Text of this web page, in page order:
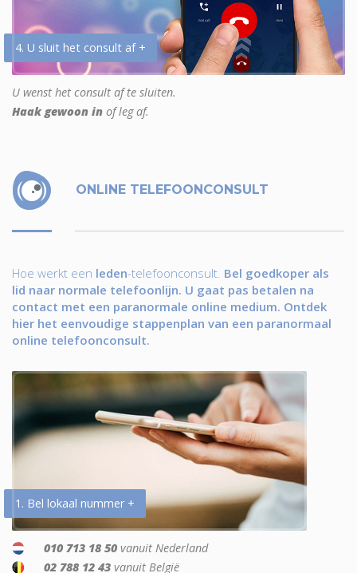
4. U sluit het consult af +
U wenst het consult af te sluiten.
Haak gewoon in of leg af.
ONLINE TELEFOONCONSULT
Hoe werkt een leden-telefoonconsult. Bel goedkoper als
lid naar normale telefoonlijn. U gaat pas betalen na
contact met een paranormale online medium. Ontdek
hier het eenvoudige stappenplan van een paranormaal
online telefoonconsult.
1. Bel lokaal nummer +
010 713 18 50 vanuit Nederland
02 788 12 43 vanuit België